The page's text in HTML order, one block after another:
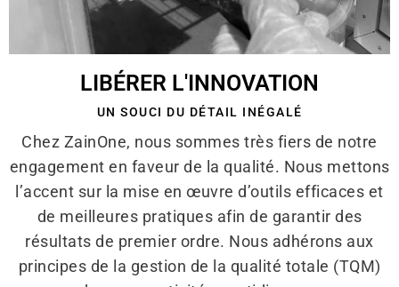
LIBÉRER L'INNOVATION
UN SOUCI DU DÉTAIL INÉGALÉ
Chez ZainOne, nous sommes très fiers de notre
engagement en faveur de la qualité. Nous mettons
l’accent sur la mise en œuvre d’outils efficaces et
de meilleures pratiques afin de garantir des
résultats de premier ordre. Nous adhérons aux
principes de la gestion de la qualité totale (TQM)